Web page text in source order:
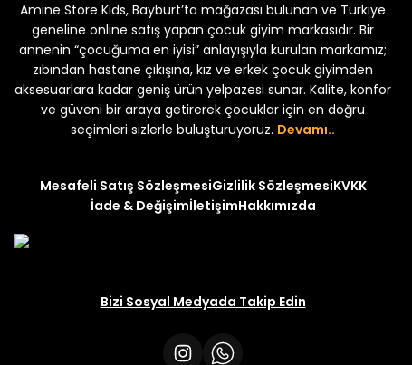
Yeni
₺ 500 ₺ 350
2'li Şortlu Takım
Amine Store Kids, Bayburt’ta mağazası bulunan ve Türkiye
geneline online satış yapan çocuk giyim markasıdır. Bir
annenin “çocuğuma en iyisi” anlayışıyla kurulan markamız;
zıbından hastane çıkışına, kız ve erkek çocuk giyimden
aksesuarlara kadar geniş ürün yelpazesi sunar. Kalite, konfor
ve güveni bir araya getirerek çocuklar için en doğru
seçimleri sizlerle buluşturuyoruz. Devamı..
Mesafeli Satış SözleşmesiGizlilik SözleşmesiKVKK
İade & DeğişimİletişimHakkımızda
Bizi Sosyal Medyada Takip Edin